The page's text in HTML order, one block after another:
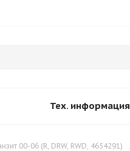
Тех. информация
00-06 (R, DRW, RWD, 4654291)